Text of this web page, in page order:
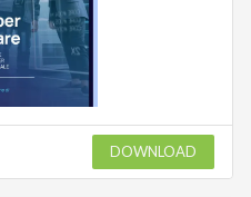
DOWNLOAD